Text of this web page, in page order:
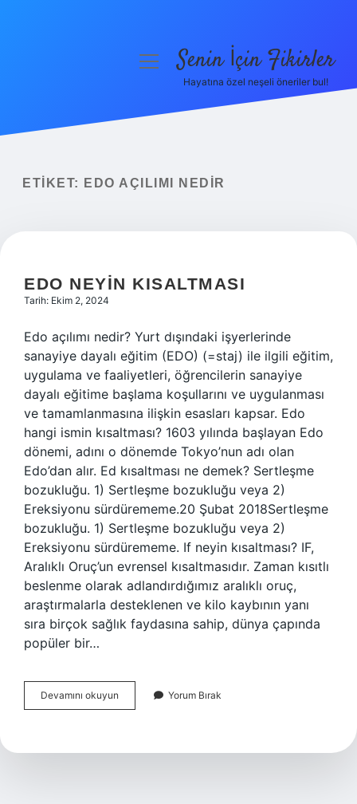
Yasal Uyarı
menüyüSenin İçin Fikirler
Hayatına özel neşeli öneriler bul!
ETIKET: EDO AÇILIMI NEDIR
EDO NEYIN KISALTMASI
Tarih: Ekim 2, 2024
Edo açılımı nedir? Yurt dışındaki işyerlerinde
sanayiye dayalı eğitim (EDO) (=staj) ile ilgili eğitim,
uygulama ve faaliyetleri, öğrencilerin sanayiye
dayalı eğitime başlama koşullarını ve uygulanması
ve tamamlanmasına ilişkin esasları kapsar. Edo
hangi ismin kısaltması? 1603 yılında başlayan Edo
dönemi, adını o dönemde Tokyo’nun adı olan
Edo’dan alır. Ed kısaltması ne demek? Sertleşme
bozukluğu. 1) Sertleşme bozukluğu veya 2)
Ereksiyonu sürdürememe.20 Şubat 2018Sertleşme
bozukluğu. 1) Sertleşme bozukluğu veya 2)
Ereksiyonu sürdürememe. If neyin kısaltması? IF,
Aralıklı Oruç’un evrensel kısaltmasıdır. Zaman kısıtlı
beslenme olarak adlandırdığımız aralıklı oruç,
araştırmalarla desteklenen ve kilo kaybının yanı
sıra birçok sağlık faydasına sahip, dünya çapında
popüler bir…
Devamını okuyun
Neyin
Yorum Bırak